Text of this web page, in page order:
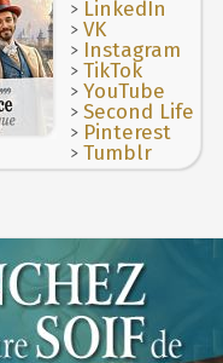
ou le peuple
> LinkedIn
>VK
> Instagram
>TikTok
>YouTube
>Second Life
> Pinterest
>Tumblr